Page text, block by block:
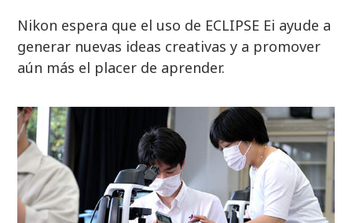
Nikon espera que el uso de ECLIPSE Ei ayude a
generar nuevas ideas creativas y a promover
aún más el placer de aprender.